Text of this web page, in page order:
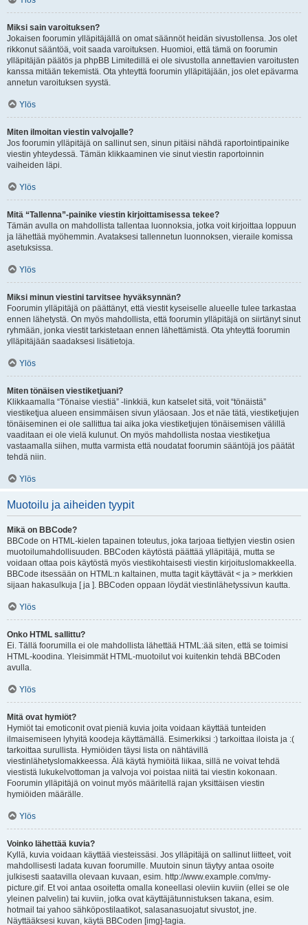
Miksi sain varoituksen?
Jokaisen foorumin ylläpitäjällä on omat säännöt heidän sivustollensa. Jos olet
rikkonut sääntöä, voit saada varoituksen. Huomioi, että tämä on foorumin
ylläpitäjän päätös ja phpBB Limitedillä ei ole sivustolla annettavien varoitusten
kanssa mitään tekemistä. Ota yhteyttä foorumin ylläpitäjään, jos olet epävarma
annetun varoituksen syystä.
Ylös
Miten ilmoitan viestin valvojalle?
Jos foorumin ylläpitäjä on sallinut sen, sinun pitäisi nähdä raportointipainike
viestin yhteydessä. Tämän klikkaaminen vie sinut viestin raportoinnin
vaiheiden läpi.
Ylös
Mitä “Tallenna”-painike viestin kirjoittamisessa tekee?
Tämän avulla on mahdollista tallentaa luonnoksia, jotka voit kirjoittaa loppuun
ja lähettää myöhemmin. Avataksesi tallennetun luonnoksen, vieraile komissa
asetuksissa.
Ylös
Miksi minun viestini tarvitsee hyväksynnän?
Foorumin ylläpitäjä on päättänyt, että viestit kyseiselle alueelle tulee tarkastaa
ennen lähetystä. On myös mahdollista, että foorumin ylläpitäjä on siirtänyt sinut
ryhmään, jonka viestit tarkistetaan ennen lähettämistä. Ota yhteyttä foorumin
ylläpitäjään saadaksesi lisätietoja.
Ylös
Miten tönäisen viestiketjuani?
Klikkaamalla “Tönaise viestiä” -linkkiä, kun katselet sitä, voit “tönäistä”
viestiketjua alueen ensimmäisen sivun yläosaan. Jos et näe tätä, viestiketjujen
tönäiseminen ei ole sallittua tai aika joka viestiketjujen tönäisemisen välillä
vaaditaan ei ole vielä kulunut. On myös mahdollista nostaa viestiketjua
vastaamalla siihen, mutta varmista että noudatat foorumin sääntöjä jos päätät
tehdä niin.
Ylös
Muotoilu ja aiheiden tyypit
Mikä on BBCode?
BBCode on HTML-kielen tapainen toteutus, joka tarjoaa tiettyjen viestin osien
muotoilumahdollisuuden. BBCoden käytöstä päättää ylläpitäjä, mutta se
voidaan ottaa pois käytöstä myös viestikohtaisesti viestin kirjoituslomakkeella.
BBCode itsessään on HTML:n kaltainen, mutta tagit käyttävät < ja > merkkien
sijaan hakasulkuja [ ja ]. BBCoden oppaan löydät viestinlähetyssivun kautta.
Ylös
Onko HTML sallittu?
Ei. Tällä foorumilla ei ole mahdollista lähettää HTML:ää siten, että se toimisi
HTML-koodina. Yleisimmät HTML-muotoilut voi kuitenkin tehdä BBCoden
avulla.
Ylös
Mitä ovat hymiöt?
Hymiöt tai emoticonit ovat pieniä kuvia joita voidaan käyttää tunteiden
ilmaisemiseen lyhyitä koodeja käyttämällä. Esimerkiksi :) tarkoittaa iloista ja :(
tarkoittaa surullista. Hymiöiden täysi lista on nähtävillä
viestinlähetyslomakkeessa. Älä käytä hymiöitä liikaa, sillä ne voivat tehdä
viestistä lukukelvottoman ja valvoja voi poistaa niitä tai viestin kokonaan.
Foorumin ylläpitäjä on voinut myös määritellä rajan yksittäisen viestin
hymiöiden määrälle.
Ylös
Voinko lähettää kuvia?
Kyllä, kuvia voidaan käyttää viesteissäsi. Jos ylläpitäjä on sallinut liitteet, voit
mahdollisesti ladata kuvan foorumille. Muutoin sinun täytyy antaa osoite
julkisesti saatavilla olevaan kuvaan, esim. http://www.example.com/my-
picture.gif. Et voi antaa osoitetta omalla koneellasi oleviin kuviin (ellei se ole
yleinen palvelin) tai kuviin, jotka ovat käyttäjätunnistuksen takana, esim.
hotmail tai yahoo sähköpostilaatikot, salasanasuojatut sivustot, jne.
Näyttääksesi kuvan, käytä BBCoden [img]-tagia.